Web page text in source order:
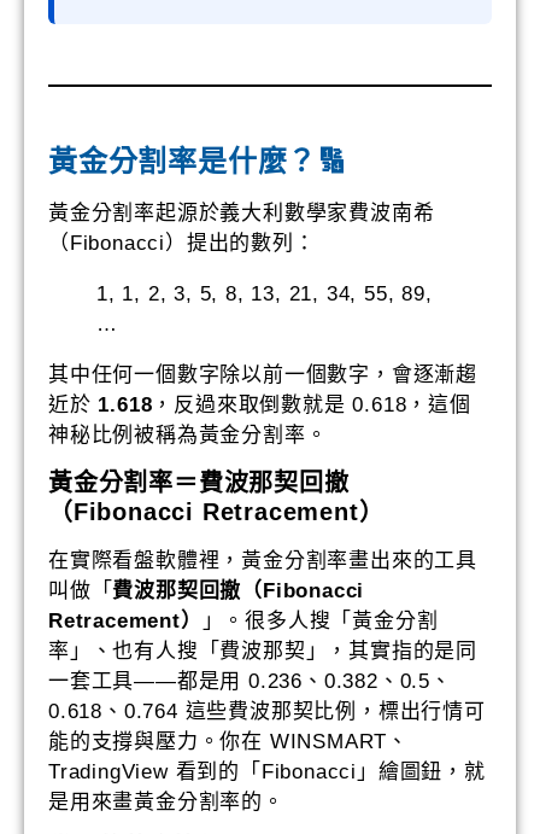
黃金分割率是什麼？🔢
黃金分割率起源於義大利數學家費波南希
（Fibonacci）提出的數列：
1, 1, 2, 3, 5, 8, 13, 21, 34, 55, 89,
…
其中任何一個數字除以前一個數字，會逐漸趨
近於 1.618 ，反過來取倒數就是 0.618，這個
神秘比例被稱為黃金分割率。
黃金分割率＝費波那契回撤
（Fibonacci Retracement）
在實際看盤軟體裡，黃金分割率畫出來的工具
叫做「費波那契回撤（Fibonacci
Retracement）
」。很多人搜「黃金分割
率」、也有人搜「費波那契」，其實指的是同
一套工具——都是用 0.236、0.382、0.5、
0.618、0.764 這些費波那契比例，標出行情可
能的支撐與壓力。你在 WINSMART、
TradingView 看到的「Fibonacci」繪圖鈕，就
是用來畫黃金分割率的。